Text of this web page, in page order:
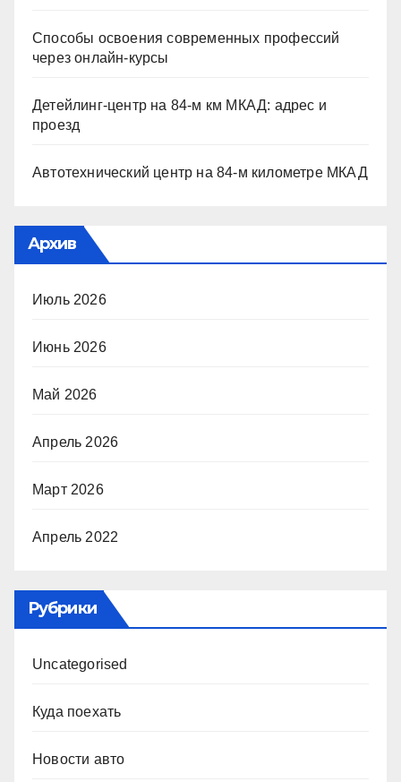
Способы освоения современных профессий
через онлайн-курсы
Детейлинг-центр на 84-м км МКАД: адрес и
проезд
Автотехнический центр на 84-м километре МКАД
Архив
Июль 2026
Июнь 2026
Май 2026
Апрель 2026
Март 2026
Апрель 2022
Рубрики
Uncategorised
Куда поехать
Новости авто